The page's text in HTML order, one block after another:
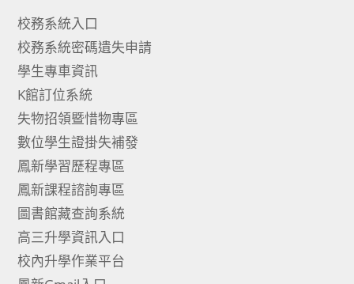
校務系統入口
校務系統密碼遺失申請
學生專車資訊
K館訂位系統
失物招領暨惜物專區
數位學生證掛失補發
鳳新學習歷程專區
鳳新課程諮詢專區
圖書館藏查詢系統
高三升學資訊入口
校內升學作業平台